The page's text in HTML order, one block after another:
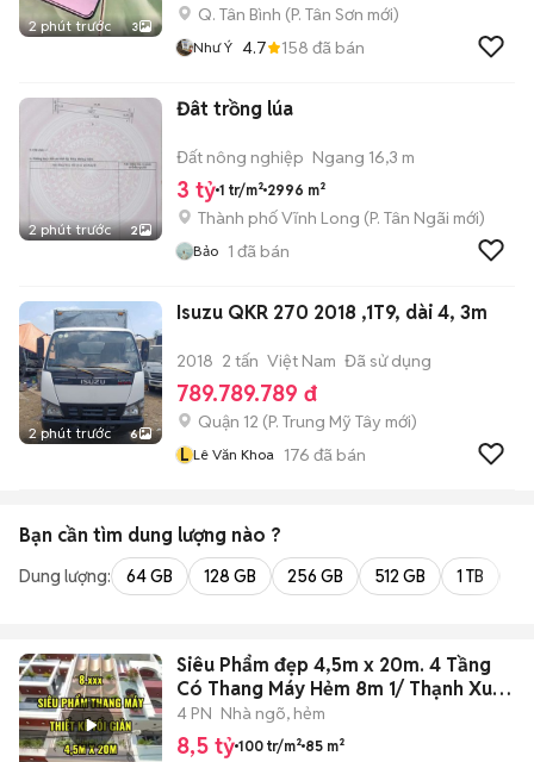
2 phút trước 3
Q. Tân Bình (P. Tân Sơn mới)
Như Ý 4.7 158 đã bán
2 phút trước 2
Đât trồng lúa
Đất nông nghiệp Ngang 16,3 m
3 tỷ 1 tr/m² 2996 m²
Thành phố Vĩnh Long (P. Tân Ngãi mới)
Bảo 1 đã bán
2 phút trước 6
Isuzu QKR 270 2018 ,1T9, dài 4, 3m
2018 2 tấn Việt Nam Đã sử dụng
789.789.789 đ
Quận 12 (P. Trung Mỹ Tây mới)
L Lê Văn Khoa 176 đã bán
Bạn cần tìm dung lượng nào ?
Dung lượng: 64 GB 128 GB 256 GB 512 GB 1 TB
Siêu Phẩm đẹp 4,5m x 20m. 4 Tầng
Có Thang Máy Hẻm 8m 1/ Thạnh Xuân
25
4 PN Nhà ngõ, hẻm
8,5 tỷ 100 tr/m² 85 m²